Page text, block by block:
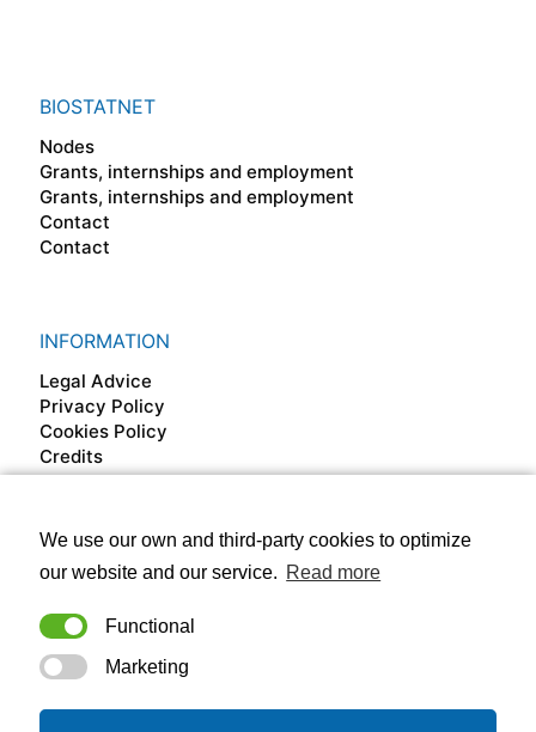
We use our own and third-party cookies to optimize
our website and our service. Read more
Functional
Marketing
BIOSTATNET
Nodes
Grants, internships and employment
Grants, internships and employment
Contact
Contact
INFORMATION
Legal Advice
Privacy Policy
Cookies Policy
Credits
FOLLOW US ON